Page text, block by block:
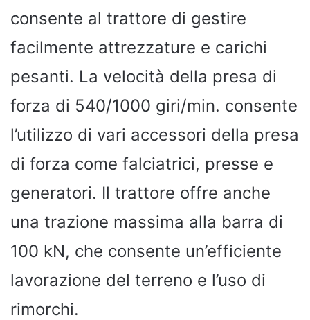
consente al trattore di gestire
facilmente attrezzature e carichi
pesanti. La velocità della presa di
forza di 540/1000 giri/min. consente
l’utilizzo di vari accessori della presa
di forza come falciatrici, presse e
generatori. Il trattore offre anche
una trazione massima alla barra di
100 kN, che consente un’efficiente
lavorazione del terreno e l’uso di
rimorchi.